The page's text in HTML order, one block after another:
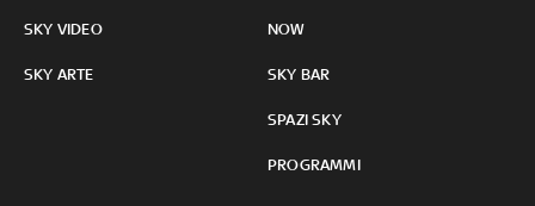
SKY VIDEO
SKY ARTE
NOW
SKY BAR
SPAZI SKY
PROGRAMMI